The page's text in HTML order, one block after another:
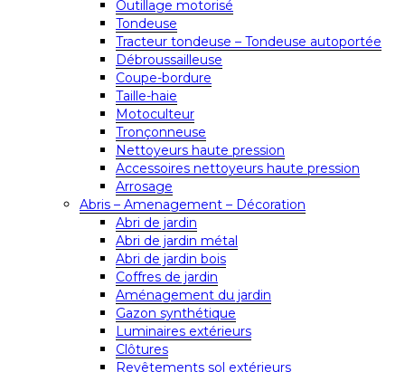
Outillage motorisé
Tondeuse
Tracteur tondeuse – Tondeuse autoportée
Débroussailleuse
Coupe-bordure
Taille-haie
Motoculteur
Tronçonneuse
Nettoyeurs haute pression
Accessoires nettoyeurs haute pression
Arrosage
Abris – Amenagement – Décoration
Abri de jardin
Abri de jardin métal
Abri de jardin bois
Coffres de jardin
Aménagement du jardin
Gazon synthétique
Luminaires extérieurs
Clôtures
Revêtements sol extérieurs